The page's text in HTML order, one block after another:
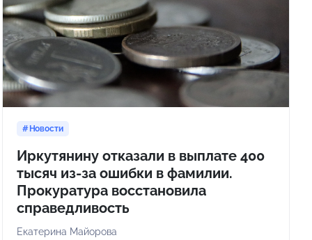
Новости
Иркутянину отказали в выплате 400
тысяч из-за ошибки в фамилии.
Прокуратура восстановила
справедливость
Екатерина Майорова